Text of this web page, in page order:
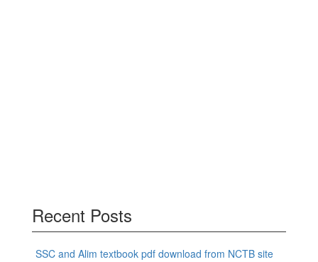
Recent Posts
SSC and Alim textbook pdf download from NCTB site